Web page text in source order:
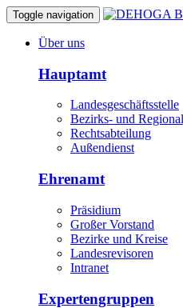
Toggle navigation
Über uns
Hauptamt
Landesgeschäftsstelle
Bezirks- und
Rechtsabteilung
Außendienst
Ehrenamt
Präsidium
Großer Vorstand
Bezirke und Kreise
Landesrevisoren
Intranet
Expertengruppen